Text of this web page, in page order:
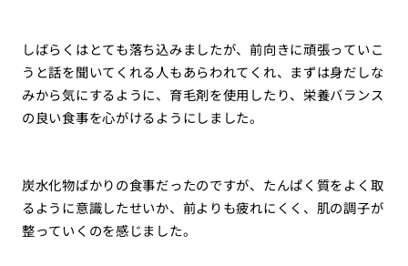
しばらくはとても落ち込みましたが、前向きに頑張っていこ
うと話を聞いてくれる人もあらわれてくれ、まずは身だしな
みから気にするように、育毛剤を使用したり、栄養バランス
の良い食事を心がけるようにしました。
炭水化物ばかりの食事だったのですが、たんぱく質をよく取
るように意識したせいか、前よりも疲れにくく、肌の調子が
整っていくのを感じました。